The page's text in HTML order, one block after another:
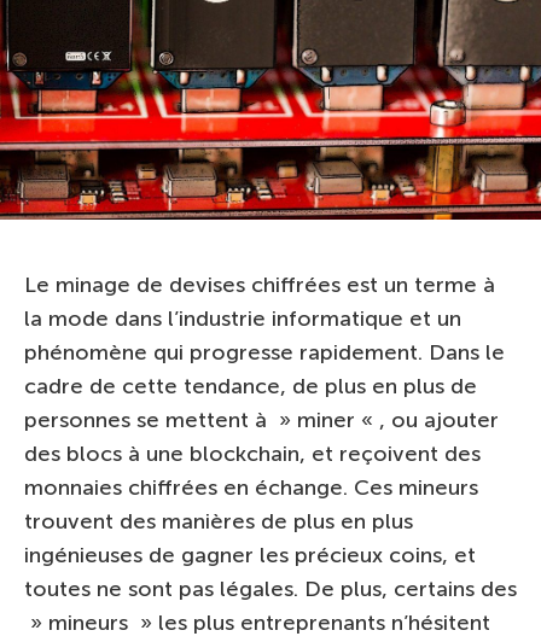
Le minage de devises chiffrées est un terme à
la mode dans l’industrie informatique et un
phénomène qui progresse rapidement. Dans le
cadre de cette tendance, de plus en plus de
personnes se mettent à » miner « , ou ajouter
des blocs à une blockchain, et reçoivent des
monnaies chiffrées en échange. Ces mineurs
trouvent des manières de plus en plus
ingénieuses de gagner les précieux coins, et
toutes ne sont pas légales. De plus, certains des
» mineurs » les plus entreprenants n’hésitent